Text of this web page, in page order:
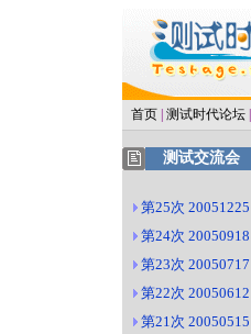
首页 测试时代论坛
测试交流会
第25次 20051225
第24次 20050918
第23次 20050717
第22次 20050612
第21次 20050515